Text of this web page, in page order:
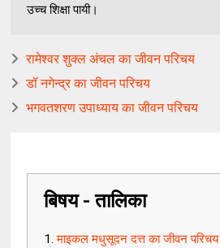
उच्च शिक्षा पायी।
रामेश्वर शुक्ल अंचल का जीवन परिचय
डॉ नगेन्द्र का जीवन परिचय
भगवतशरण उपाध्याय का जीवन परिचय
बिषय - तालिका
माइकल मधुसूदन दत्त का जीवन परिचय